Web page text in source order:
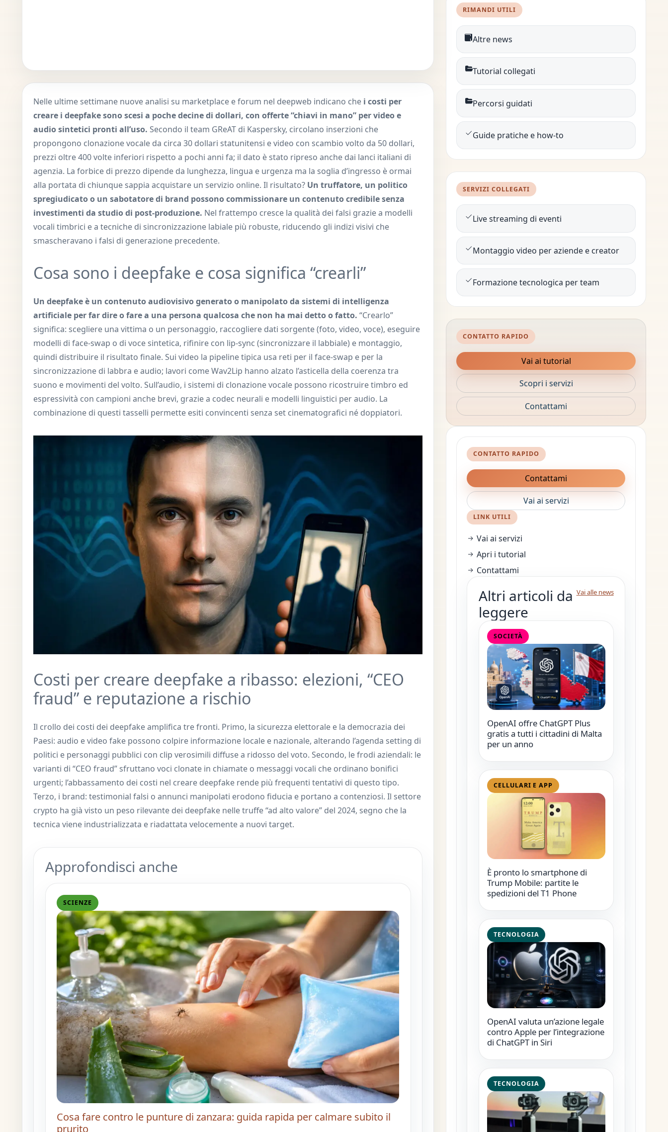
Nelle ultime settimane nuove analisi su marketplace e forum nel deepweb indicano che i costi per
creare i deepfake sono scesi a poche decine di dollari, con offerte “chiavi in mano” per video e
audio sintetici pronti all’uso. Secondo il team GReAT di Kaspersky, circolano inserzioni che
propongono clonazione vocale da circa 30 dollari statunitensi e video con scambio volto da 50 dollari,
prezzi oltre 400 volte inferiori rispetto a pochi anni fa; il dato è stato ripreso anche dai lanci italiani di
agenzia. La forbice di prezzo dipende da lunghezza, lingua e urgenza ma la soglia d’ingresso è ormai
alla portata di chiunque sappia acquistare un servizio online. Il risultato? Un truffatore, un politico
spregiudicato o un sabotatore di brand possono commissionare un contenuto credibile senza
investimenti da studio di post-produzione. Nel frattempo cresce la qualità dei falsi grazie a modelli
vocali timbrici e a tecniche di sincronizzazione labiale più robuste, riducendo gli indizi visivi che
smascheravano i falsi di generazione precedente.
Cosa sono i deepfake e cosa significa “crearli”
Un deepfake è un contenuto audiovisivo generato o manipolato da sistemi di intelligenza
artificiale per far dire o fare a una persona qualcosa che non ha mai detto o fatto.“Crearlo”
significa: scegliere una vittima o un personaggio, raccogliere dati sorgente (foto, video, voce), eseguire
modelli di face-swap o di voce sintetica, rifinire con lip-sync (sincronizzare il labbiale) e montaggio,
quindi distribuire il risultato finale. Sui video la pipeline tipica usa reti per il face-swap e per la
sincronizzazione di labbra e audio; lavori come Wav2Lip hanno alzato l’asticella della coerenza tra
suono e movimenti del volto. Sull’audio, i sistemi di clonazione vocale possono ricostruire timbro ed
espressività con campioni anche brevi, grazie a codec neurali e modelli linguistici per audio. La
combinazione di questi tasselli permette esiti convincenti senza set cinematografici né doppiatori.
Costi per creare deepfake a ribasso: elezioni, “CEO
fraud” e reputazione a rischio
Il crollo dei costi dei deepfake amplifica tre fronti. Primo, la sicurezza elettorale e la democrazia dei
Paesi: audio e video fake possono colpire informazione locale e nazionale, alterando l’agenda setting di
politici e personaggi pubblici con clip verosimili diffuse a ridosso del voto. Secondo, le frodi aziendali: le
varianti di “CEO fraud” sfruttano voci clonate in chiamate o messaggi vocali che ordinano bonifici
urgenti; l’abbassamento dei costi nel creare deepfake rende più frequenti tentativi di questo tipo.
Terzo, i brand: testimonial falsi o annunci manipolati erodono fiducia e portano a contenziosi. Il settore
crypto ha già visto un peso rilevante dei deepfake nelle truffe “ad alto valore” del 2024, segno che la
tecnica viene industrializzata e riadattata velocemente a nuovi target.
Approfondisci anche
SCIENZE
Cosa fare contro le punture di zanzara: guida rapida per calmare subito il
prurito
RIMANDI UTILI
Altre news
Tutorial collegati
Percorsi guidati
Guide pratiche e how-to
SERVIZI COLLEGATI
Live streaming di eventi
Montaggio video per aziende e creator
Formazione tecnologica per team
CONTATTO RAPIDO
Vai ai tutorial
Scopri i servizi
Contattami
CONTATTO RAPIDO
Contattami
Vai ai servizi
LINK UTILI
Vai ai servizi
Apri i tutorial
Contattami
Altri articoli da
leggere
Vai alle news
SOCIETÀ
OpenAI offre ChatGPT Plus
gratis a tutti i cittadini di Malta
per un anno
CELLULARI E APP
È pronto lo smartphone di
Trump Mobile: partite le
spedizioni del T1 Phone
TECNOLOGIA
OpenAI valuta un’azione legale
contro Apple per l’integrazione
di ChatGPT in Siri
TECNOLOGIA